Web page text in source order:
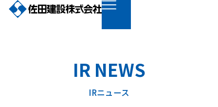
IR NEWS
IRニュース